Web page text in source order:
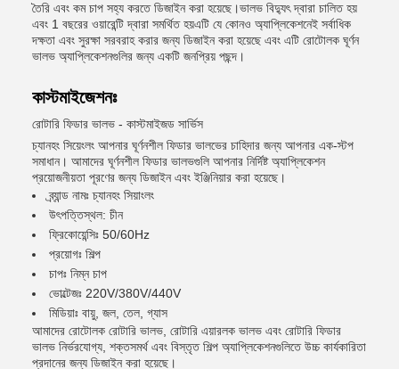
তৈরি এবং কম চাপ সহ্য করতে ডিজাইন করা হয়েছে।ভালভ বিদ্যুৎ দ্বারা চালিত হয়
এবং 1 বছরের ওয়ারেন্টি দ্বারা সমর্থিত হয়এটি যে কোনও অ্যাপ্লিকেশনেই সর্বাধিক
দক্ষতা এবং সুরক্ষা সরবরাহ করার জন্য ডিজাইন করা হয়েছে এবং এটি রোটোলক ঘূর্ণন
ভালভ অ্যাপ্লিকেশনগুলির জন্য একটি জনপ্রিয় পছন্দ।
কাস্টমাইজেশনঃ
রোটারি ফিডার ভালভ - কাস্টমাইজড সার্ভিস
চ্যানহং সিয়েংলং আপনার ঘূর্ণনশীল ফিডার ভালভের চাহিদার জন্য আপনার এক-স্টপ
সমাধান। আমাদের ঘূর্ণনশীল ফিডার ভালভগুলি আপনার নির্দিষ্ট অ্যাপ্লিকেশন
প্রয়োজনীয়তা পূরণের জন্য ডিজাইন এবং ইঞ্জিনিয়ার করা হয়েছে।
ব্র্যান্ড নামঃ চ্যানহং সিয়াংলং
উৎপত্তিস্থল: চীন
ফ্রিকোয়েন্সিঃ 50/60Hz
প্রয়োগঃ শিল্প
চাপঃ নিম্ন চাপ
ভোল্টেজঃ 220V/380V/440V
মিডিয়াঃ বায়ু, জল, তেল, গ্যাস
আমাদের রোটোলক রোটারি ভালভ, রোটারি এয়ারলক ভালভ এবং রোটারি ফিডার
ভালভ নির্ভরযোগ্য, শক্তসমর্থ এবং বিস্তৃত শিল্প অ্যাপ্লিকেশনগুলিতে উচ্চ কার্যকারিতা
প্রদানের জন্য ডিজাইন করা হয়েছে।